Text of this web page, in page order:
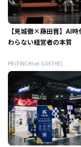
【見城徹×藤田晋】AI時
わらない経営者の本質
PR (FINCHI on GOETHE)